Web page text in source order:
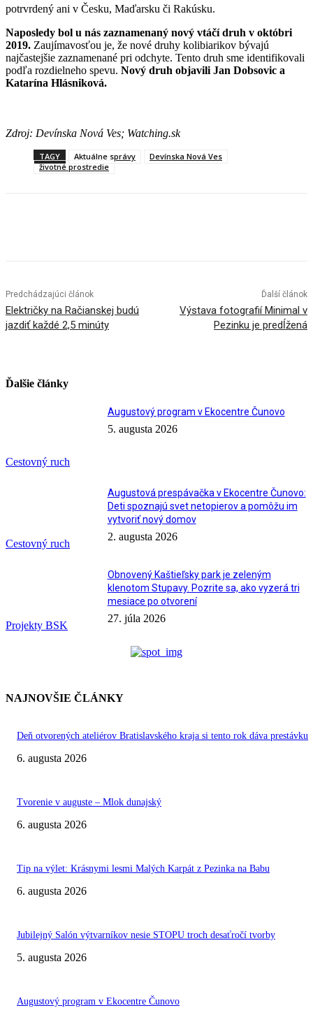
potrvrdený ani v Česku, Maďarsku či Rakúsku.
Naposledy bol u nás zaznamenaný nový vtáčí druh v októbri
2019. Zaujímavosťou je, že nové druhy kolibiarikov bývajú
najčastejšie zaznamenané pri odchyte. Tento druh sme identifikovali
podľa rozdielneho spevu. Nový druh objavili Jan Dobsovic a
Katarína Hlásniková.
Zdroj: Devínska Nová Ves; Watching.sk
TAGY Aktuálne správy
Devínska Nová Ves
životné prostredie
Predchádzajúci článok
Električky na Račianskej budú
jazdiť každé 2,5 minúty
Ďalší článok
Výstava fotografií Minimal v
Pezinku je predĺžená
Ďalšie články
Cestovný ruch
Augustový program v Ekocentre Čunovo
5. augusta 2026
Cestovný ruch
Augustová prespávačka v Ekocentre Čunovo:
Deti spoznajú svet netopierov a pomôžu im
vytvoriť nový domov
2. augusta 2026
Projekty BSK
Obnovený Kaštieľsky park je zeleným
klenotom Stupavy. Pozrite sa, ako vyzerá tri
mesiace po otvorení
27. júla 2026
NAJNOVŠIE ČLÁNKY
Deň otvorených ateliérov Bratislavského kraja si tento rok dáva prestávku
6. augusta 2026
Tvorenie v auguste – Mlok dunajský
6. augusta 2026
Tip na výlet: Krásnymi lesmi Malých Karpát z Pezinka na Babu
6. augusta 2026
Jubilejný Salón výtvarníkov nesie STOPU troch desaťročí tvorby
5. augusta 2026
Augustový program v Ekocentre Čunovo